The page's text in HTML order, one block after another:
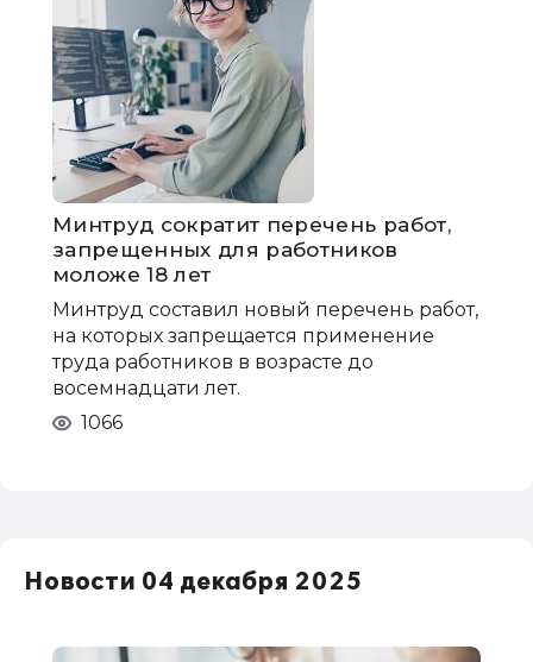
Минтруд сократит перечень работ,
запрещенных для работников
моложе 18 лет
Минтруд составил новый перечень работ,
на которых запрещается применение
труда работников в возрасте до
восемнадцати лет.
1066
Новости 04 декабря 2025